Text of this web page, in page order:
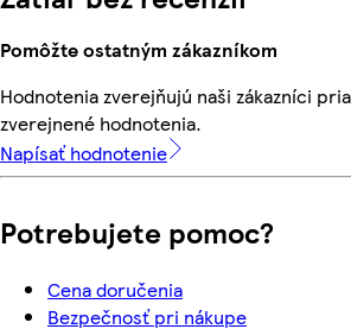
Pomôžte ostatným zákazníkom
Hodnotenia zverejňujú naši zákazníci
zverejnené hodnotenia.
Napísať hodnotenie
Potrebujete pomoc?
Cena doručenia
Bezpečnosť pri nákupe